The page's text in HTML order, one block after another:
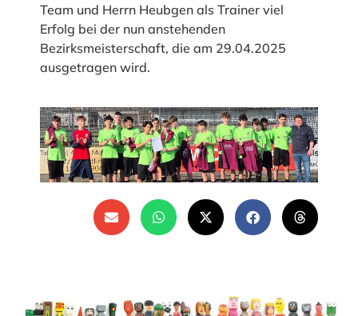
Team und Herrn Heubgen als Trainer viel
Erfolg bei der nun anstehenden
Bezirksmeisterschaft, die am 29.04.2025
ausgetragen wird.